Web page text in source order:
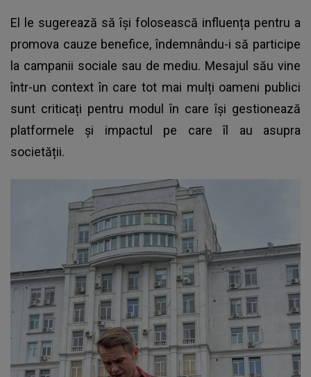
El le sugerează să își folosească influența pentru a
promova cauze benefice, îndemnându-i să participe
la campanii sociale sau de mediu. Mesajul său vine
într-un context în care tot mai mulți oameni publici
sunt criticați pentru modul în care își gestionează
platformele și impactul pe care îl au asupra
societății.